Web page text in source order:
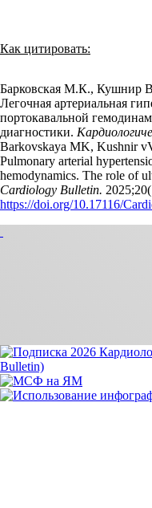
Как цитировать:
Барковская М.К., Кушнир
Легочная артериальная
портокавальной
диагностики.
Barkovskaya MK, Kushnir
Pulmonary arterial
hemodynamics. The role of
Cardiology Bulletin.
https://doi.org/10.17116/